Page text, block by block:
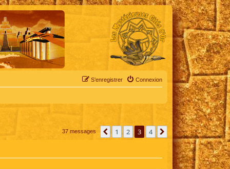
Connexion
S’enregistrer
37 messages Précédente
1 2 3 4 Suivante